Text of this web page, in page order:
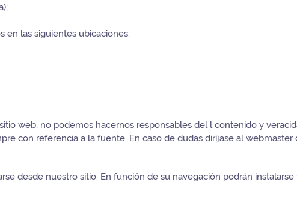
en las siguientes ubicaciones:
web, no podemos hacernos responsables del l contenido y
con referencia a la fuente. En caso de dudas diríjase al
desde nuestro sitio. En función de su navegación podrán